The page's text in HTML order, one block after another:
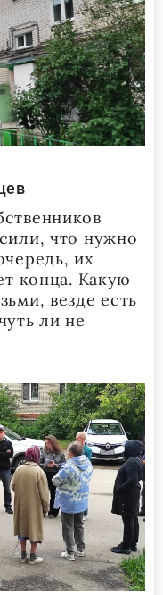
что нужно
их
конца. Какую
везде есть
ли не